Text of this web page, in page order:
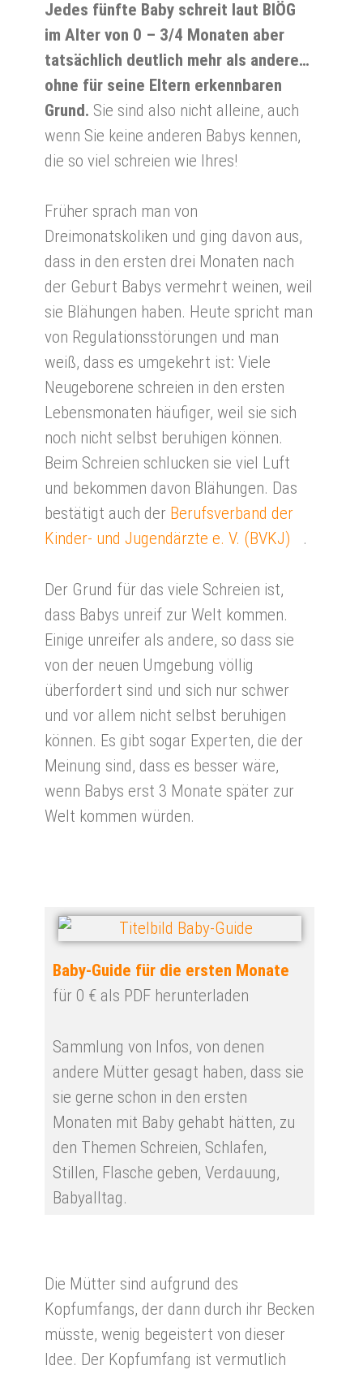
Jedes fünfte Baby schreit laut BIÖG
im Alter von 0 – 3/4 Monaten aber
tatsächlich deutlich mehr als andere…
ohne für seine Eltern erkennbaren
Grund. Sie sind also nicht alleine, auch
wenn Sie keine anderen Babys kennen,
die so viel schreien wie Ihres!
Früher sprach man von
Dreimonatskoliken und ging davon aus,
dass in den ersten drei Monaten nach
der Geburt Babys vermehrt weinen, weil
sie Blähungen haben. Heute spricht man
von Regulationsstörungen und man
weiß, dass es umgekehrt ist: Viele
Neugeborene schreien in den ersten
Lebensmonaten häufiger, weil sie sich
noch nicht selbst beruhigen können.
Beim Schreien schlucken sie viel Luft
und bekommen davon Blähungen. Das
bestätigt auch der Berufsverband der
Kinder- und Jugendärzte e. V. (BVKJ)
.
Der Grund für das viele Schreien ist,
dass Babys unreif zur Welt kommen.
Einige unreifer als andere, so dass sie
von der neuen Umgebung völlig
überfordert sind und sich nur schwer
und vor allem nicht selbst beruhigen
können. Es gibt sogar Experten, die der
Meinung sind, dass es besser wäre,
wenn Babys erst 3 Monate später zur
Welt kommen würden.
Baby-Guide für die ersten Monate
für 0 € als PDF herunterladen
Sammlung von Infos, von denen
andere Mütter gesagt haben, dass sie
sie gerne schon in den ersten
Monaten mit Baby gehabt hätten, zu
den Themen Schreien, Schlafen,
Stillen, Flasche geben, Verdauung,
Babyalltag.
Die Mütter sind aufgrund des
Kopfumfangs, der dann durch ihr Becken
müsste, wenig begeistert von dieser
Idee. Der Kopfumfang ist vermutlich